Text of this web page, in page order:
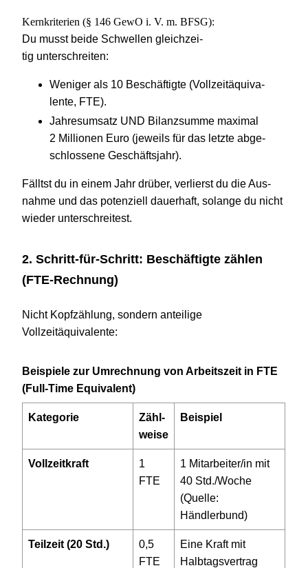
Kern­kri­te­rien (§ 146 GewO i. V. m. BFSG):
Du musst beide Schwel­len gleich­zei­
tig unterschreiten:
Weni­ger als 10 Beschäftigte (Voll­zeit­äqui­va­
lente, FTE).
Jah­res­um­satz UND Bilanz­summe maxi­mal
2 Mil­lio­nen Euro (jeweils für das letzte abge­
schlos­sene Geschäftsjahr).
Fälltst du in einem Jahr drüber, ver­lierst du die Aus­
nahme und das poten­zi­ell dau­er­haft, solange du nicht
wieder unterschreitest.
2. Schritt-für-Schritt: Beschäftigte zählen
(FTE-Rechnung)
Nicht Kopf­zäh­lung, son­dern antei­lige
Vollzeitäquivalente:
Bei­spiele zur Umrech­nung von Arbeits­zeit in FTE
(Full-Time Equivalent)
Kate­go­rie
Zähl­
weise
Bei­spiel
Voll­zeit­kraft
1
FTE
1 Mitarbeiter/in mit
40 Std./Woche
(Quelle:
Händlerbund)
Teil­zeit (20 Std.) 0,5
FTE
Eine Kraft mit
Halbtagsvertrag